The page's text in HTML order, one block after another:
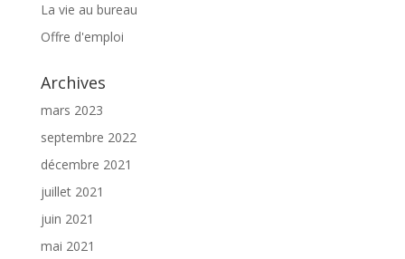
La vie au bureau
Offre d'emploi
Archives
mars 2023
septembre 2022
décembre 2021
juillet 2021
juin 2021
mai 2021